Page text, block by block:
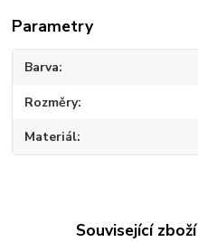
Parametry
Barva
Rozměry
Materiál
Související zboží